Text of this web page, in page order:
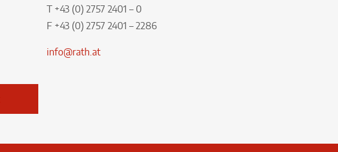
T +43 (0) 2757 2401 – 0
F +43 (0) 2757 2401 – 2286
info@rath.at